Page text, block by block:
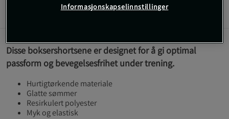
Disse boksershortsene er designet for å gi optimal
passform og bevegelsesfrihet under trening.
Hurtigtørkende materiale
Glatte sømmer
Resirkulert polyester
Myk og elastisk
Informasjonskapselinnstillinger